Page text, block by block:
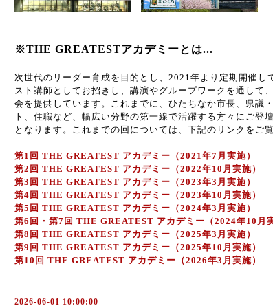
※THE GREATESTアカデミーとは...
次世代のリーダー育成を目的とし、2021年より定期開催し
スト講師としてお招きし、講演やグループワークを通して
会を提供しています。これまでに、ひたちなか市長、県議
ト、住職など、幅広い分野の第一線で活躍する方々にご登
となります。これまでの回については、下記のリンクをご覧
第1回 THE GREATEST アカデミー（2021年7月実施）
第2回 THE GREATEST アカデミー（2022年10月実施）
第3回 THE GREATEST アカデミー（2023年3月実施）
第4回 THE GREATEST アカデミー（2023年10月実施）
第5回 THE GREATEST アカデミー（2024年3月実施）
第6回・第7回 THE GREATEST アカデミー（2024年10月
第8回 THE GREATEST アカデミー（2025年3月実施）
第9回 THE GREATEST アカデミー（2025年10月実施）
第10回 THE GREATEST アカデミー（2026年3月実施）
2026-06-01 10:00:00